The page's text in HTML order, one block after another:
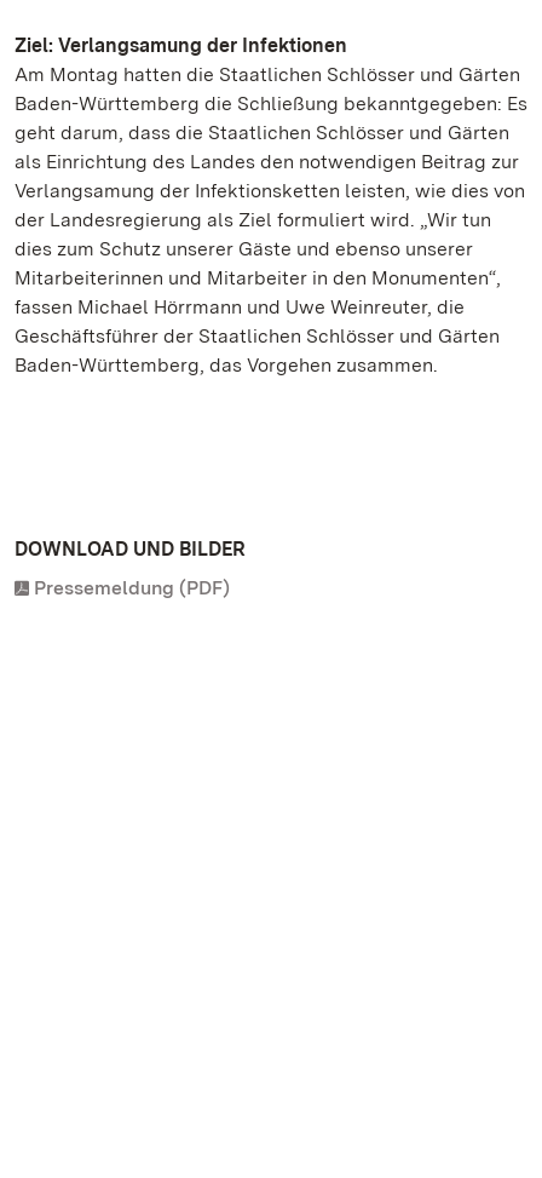
Ziel: Verlangsamung der Infektionen
Am Montag hatten die Staatlichen Schlösser und Gärten
Baden-Württemberg die Schließung bekanntgegeben: Es
geht darum, dass die Staatlichen Schlösser und Gärten
als Einrichtung des Landes den notwendigen Beitrag zur
Verlangsamung der Infektionsketten leisten, wie dies von
der Landesregierung als Ziel formuliert wird. „Wir tun
dies zum Schutz unserer Gäste und ebenso unserer
Mitarbeiterinnen und Mitarbeiter in den Monumenten“,
fassen Michael Hörrmann und Uwe Weinreuter, die
Geschäftsführer der Staatlichen Schlösser und Gärten
Baden-Württemberg, das Vorgehen zusammen.
DOWNLOAD UND BILDER
Pressemeldung (PDF)